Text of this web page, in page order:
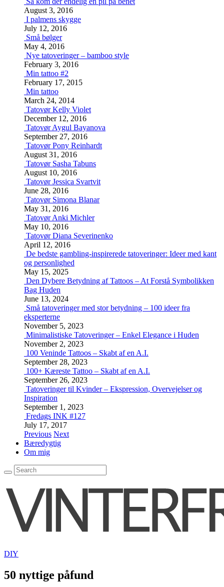
August 3, 2016
I palmens skygge
July 12, 2016
Små bølger
May 4, 2016
Nye tatoveringer – bamboo style
February 3, 2016
Min tattoo #2
February 17, 2015
Min tattoo
March 24, 2014
Tatovør Kelly Violet
December 12, 2016
Tatovør Aygul Bayanova
September 27, 2016
Tatovør Pony Reinhardt
August 31, 2016
Tatovør Sasha Tabuns
August 10, 2016
Tatovør Jessica Svartvit
June 28, 2016
Tatovør Simona Blanar
May 31, 2016
Tatovør Anki Michler
May 10, 2016
Tatovør Diana Severinenko
April 12, 2016
De bedste gambling-inspirerede tatoveringer: Ideer med kant
og personlighed
May 15, 2025
Den Dybere Betydning af Tattoos – At Forstå Symbolikken
Bag Huden
June 13, 2024
Små tatoveringer med stor betydning – 100 ideer fra
eksperterne
November 5, 2023
Minimalistiske Tatoveringer – Enkel Elegance i Huden
November 2, 2023
100 Veninde Tattoos – Skabt af en A.I.
September 28, 2023
100+ Kæreste Tattoo – Skabt af en A.I.
September 26, 2023
Tatoveringer til Kvinder – Ekspression, Overvejelser og
Inspiration
September 1, 2023
Fredags INK #127
July 17, 2017
Previous Next
Bæredygtig
Om mig
DIY
50 nyttige påfund